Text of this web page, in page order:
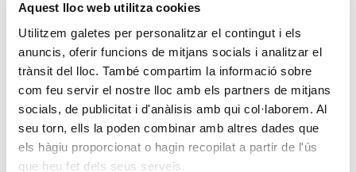
Aquest lloc web utilitza cookies
Utilitzem galetes per personalitzar el contingut i els
anuncis, oferir funcions de mitjans socials i analitzar el
trànsit del lloc. També compartim la informació sobre
com feu servir el nostre lloc amb els partners de mitjans
socials, de publicitat i d'anàlisis amb qui col·laborem. Al
seu torn, ells la poden combinar amb altres dades que
els hàgiu proporcionat o hagin recopilat a partir de l'ús
que heu fet dels seus serveis.
Crèdit Andorrà ha estat reconegut com a Millor Banc
Digital i Millor Banc en RSC d’Andorra 2023 per la
publicació internacional
Global Banking & Finance
Review. Els premis, que s’atorguen entre la comunitat
bancària i financera a escala global, distingeixen la
innovació, l’estratègia i els canvis progressius i
inspiradors que duen a terme les entitats financeres de
tot el món.